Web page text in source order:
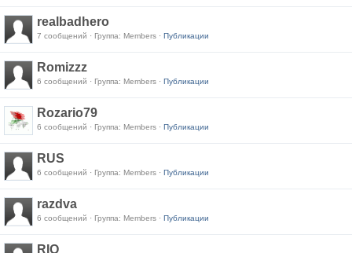
realbadhero
7 сообщений · Группа: Members · Публикации
Romizzz
6 сообщений · Группа: Members · Публикации
Rozario79
6 сообщений · Группа: Members · Публикации
RUS
6 сообщений · Группа: Members · Публикации
razdva
6 сообщений · Группа: Members · Публикации
RIO